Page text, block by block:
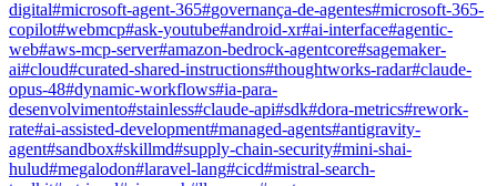
digital#microsoft-agent-365#governança-de-agentes#microsoft-365-
copilot#webmcp#ask-youtube#android-xr#ai-interface#agentic-
web#aws-mcp-server#amazon-bedrock-agentcore#sagemaker-
ai#cloud#curated-shared-instructions#thoughtworks-radar#claude-
opus-48#dynamic-workflows#ia-para-
desenvolvimento#stainless#claude-api#sdk#dora-metrics#rework-
rate#ai-assisted-development#managed-agents#antigravity-
agent#sandbox#skillmd#supply-chain-security#mini-shai-
hulud#megalodon#laravel-lang#cicd#mistral-search-